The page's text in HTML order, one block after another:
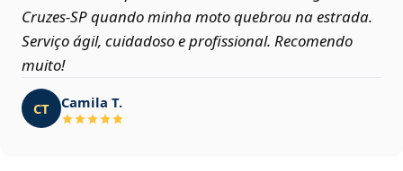
Cruzes‑SP quando minha moto quebrou na estrada.
Serviço ágil, cuidadoso e profissional. Recomendo
muito!
CT Camila T.